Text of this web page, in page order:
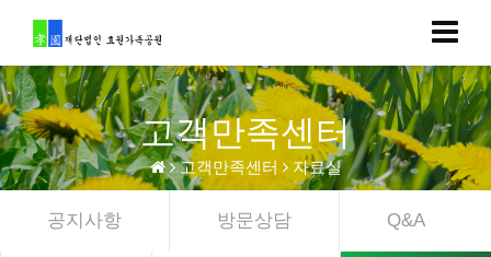
고객만족센터
고객만족센터 자료실
공지사항 방문상담 Q&A